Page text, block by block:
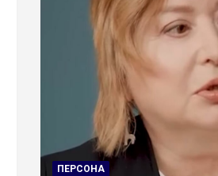
ПЕРСОНА